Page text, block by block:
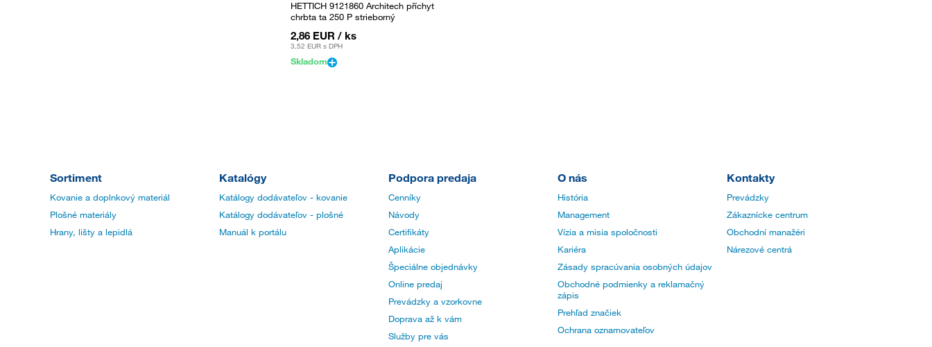
HETTICH 9121860 Architech příchyt
chrbta ta 250 P strieborný
2,86 EUR / ks
3,52 EUR s DPH
Skladom
Sortiment
Kovanie a doplnkový materiál
Plošné materiály
Hrany, lišty a lepidlá
Katalógy
Katálogy dodávateľov - kovanie
Katálogy dodávateľov - plošné
Manuál k portálu
Podpora predaja
Cenníky
Návody
Certifikáty
Aplikácie
Špeciálne objednávky
Online predaj
Prevádzky a vzorkovne
Doprava až k vám
Služby pre vás
O nás
História
Management
Vízia a misia spoločnosti
Kariéra
Zásady spracúvania osobných údajov
Obchodné podmienky a reklamačný
zápis
Prehľad značiek
Ochrana oznamovateľov
Kontakty
Prevádzky
Zákaznícke centrum
Obchodní manažéri
Nárezové centrá